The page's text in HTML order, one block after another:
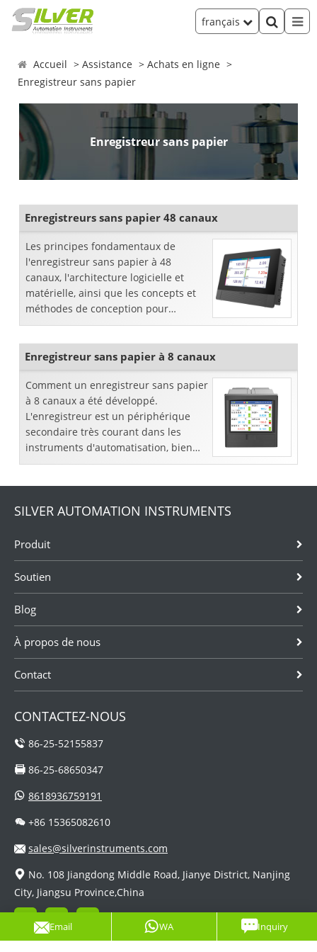
français
Accueil Assistance
Achats en ligne
Enregistreur sans papier
Enregistreur sans papier
Enregistreurs sans papier 48 canaux
Les principes fondamentaux de
l'enregistreur sans papier à 48
canaux, l'architecture logicielle et
matérielle, ainsi que les concepts et
méthodes de conception pour
certains processus techniques clés d'
Enregistreur sans papier à 8 canaux
Comment un enregistreur sans papier
à 8 canaux a été développé.
L'enregistreur est un périphérique
secondaire très courant dans les
instruments d'automatisation, bien
que l'utilisation de systèmes de
Email WA Inquiry
SILVER AUTOMATION INSTRUMENTS
Produit
Soutien
Blog
À propos de nous
Contact
CONTACTEZ-NOUS
86-25-52155837
86-25-68650347
8618936759191
+86 15365082610
sales@silverinstruments.com
No. 108 Jiangdong Middle Road, Jianye District, Nanjing
City, Jiangsu Province,China